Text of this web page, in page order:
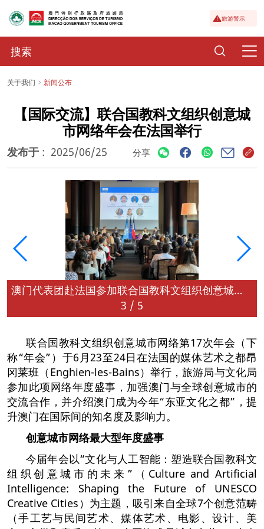
旅游警示
关于我们 新闻公布
【国际交流】联合国教科文组织创意城
市网络年会在法国举行
发布于 : 2025/06/25 分享
澳门代表团赴法国参加联合国教科文组织创意城市网络年会
3 / 5
联合国教科文组织创意城市网络第17次年会（下
称“年会”）于6月23至24日在法国的媒体艺术之都昂
冈莱班（Enghien-les-Bains）举行，旅游局与文化局
参加此项网络年度盛事，加强澳门与全球创意城市的
交流合作，并介绍澳门成为今年“东亚文化之都”，提
升澳门在国际间的知名度及影响力。
创意城市网络最大型年度盛事
今届年会以“文化与人工智能：塑造联合国教科文
组织创意城市的未来”（Culture and Artificial
Intelligence: Shaping the Future of UNESCO
Creative Cities）为主题，吸引来自全球7个创意范畴
（手工艺与民间艺术、媒体艺术、电影、设计、美